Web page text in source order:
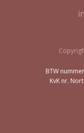
BTW
KvK nr.